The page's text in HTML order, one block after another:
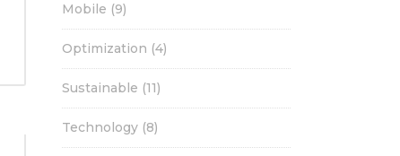
Mobile (9)
Optimization (4)
Sustainable (11)
Technology (8)